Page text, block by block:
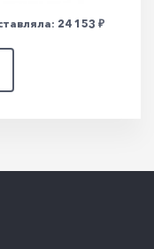
24 153 ₽